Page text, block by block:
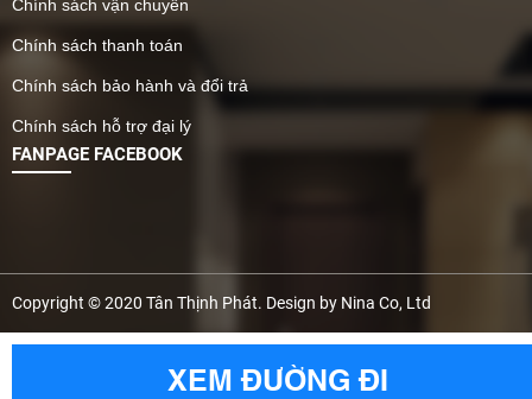
Chính sách vận chuyển
Chính sách thanh toán
Chính sách bảo hành và đổi trả
Chính sách hỗ trợ đại lý
FANPAGE FACEBOOK
Copyright © 2020 Tân Thịnh Phát. Design by Nina Co, Ltd
XEM ĐƯỜNG ĐI